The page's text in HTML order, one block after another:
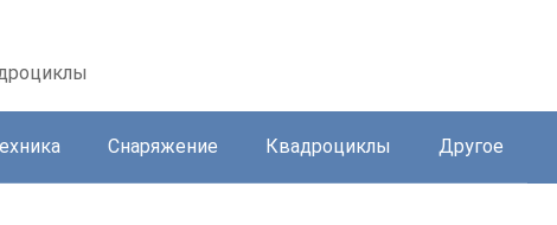
Снаряжение Квадроциклы Другое